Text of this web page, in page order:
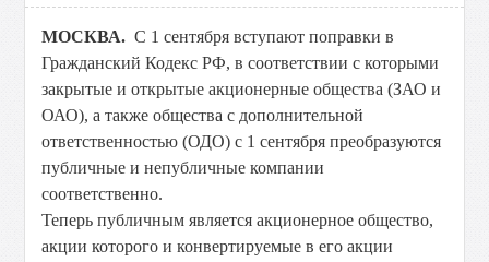
МОСКВА.С 1 сентября вступают поправки в
Гражданский Кодекс РФ, в соответствии с которыми
закрытые и открытые акционерные общества (ЗАО и
ОАО), а также общества с дополнительной
ответственностью (ОДО) с 1 сентября преобразуются
публичные и непубличные компании
соответственно.
Теперь публичным является акционерное общество,
акции которого и конвертируемые в его акции